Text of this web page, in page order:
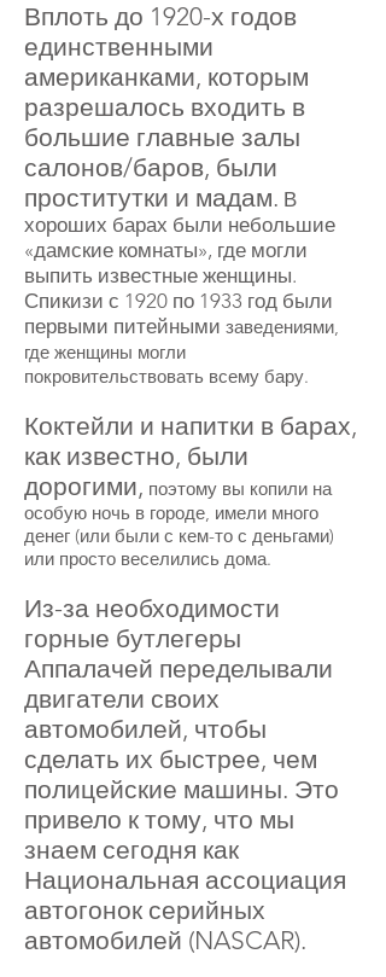
Вплоть до 1920-х годов
единственными
американками, которым
разрешалось входить в
большие главные залы
салонов/баров, были
проститутки и мадам. В
хороших барах были небольшие
«дамские комнаты», где могли
выпить известные женщины.
Спикизи с 1920 по 1933 год были
первыми питейными заведениями,
где женщины могли
покровительствовать всему бару.
Коктейли и напитки в барах,
как известно, были
дорогими, поэтому вы копили на
особую ночь в городе, имели много
денег (или были с кем-то с деньгами)
или просто веселились дома.
Из-за необходимости
горные бутлегеры
Аппалачей переделывали
двигатели своих
автомобилей, чтобы
сделать их быстрее, чем
полицейские машины. Это
привело к тому, что мы
знаем сегодня как
Национальная ассоциация
автогонок серийных
автомобилей (NASCAR).